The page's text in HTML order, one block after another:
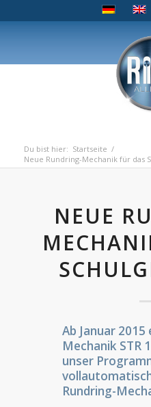
Du bist hier: Startseite /
Neue Rundring-Mechanik für das
NEUE
Ab Januar
Mechanik STR
unser
Rundring-